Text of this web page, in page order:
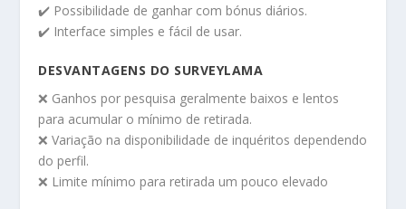
✔️ Possibilidade de ganhar com bónus diários.
✔️ Interface simples e fácil de usar.
DESVANTAGENS DO SURVEYLAMA
❌ Ganhos por pesquisa geralmente baixos e lentos
para acumular o mínimo de retirada.
❌ Variação na disponibilidade de inquéritos dependendo
do perfil.
❌ Limite mínimo para retirada um pouco elevado